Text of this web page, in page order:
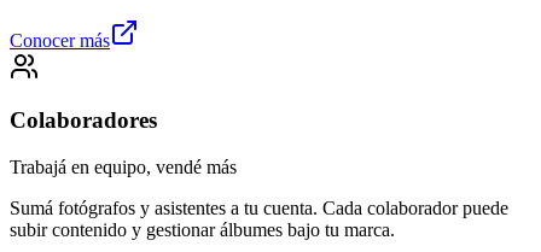
Conocer más
Colaboradores
Trabajá en equipo, vendé más
Sumá fotógrafos y asistentes a tu cuenta. Cada colaborador puede
subir contenido y gestionar álbumes bajo tu marca.